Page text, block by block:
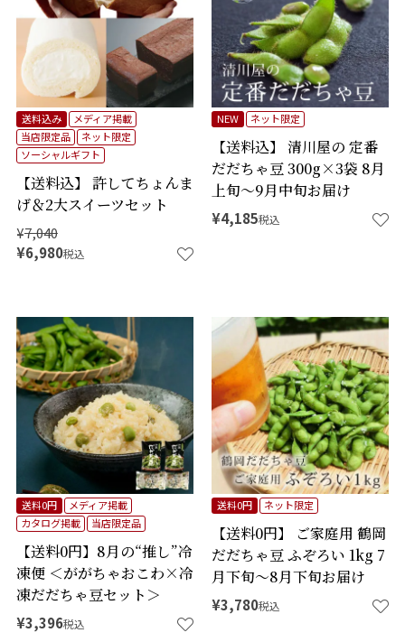
【送料込】 許してちょんま
げ＆2大スイーツセット
送料込み
メディア掲載
当店限定品
ネット限定
ソーシャルギフト
¥7,040
¥6,980税込
【送料込】 清川屋の 定番
だだちゃ豆 300g×3袋 8月
上旬～9月中旬お届け
NEW ネット限定
¥4,185税込
【送料0円】8月の“推し”冷
凍便 ＜ががちゃおこわ×冷
凍だだちゃ豆セット＞
送料0円
メディア掲載
カタログ掲載
当店限定品
¥3,396税込
【送料0円】 ご家庭用 鶴岡
だだちゃ豆 ふぞろい 1kg 7
月下旬～8月下旬お届け
送料0円 ネット限定
¥3,780税込